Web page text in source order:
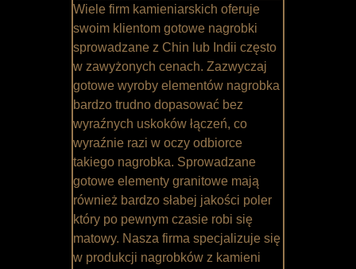
Wiele firm kamieniarskich oferuje
swoim klientom gotowe nagrobki
sprowadzane z Chin lub Indii często
w zawyżonych cenach. Zazwyczaj
gotowe wyroby elementów nagrobka
bardzo trudno dopasować bez
wyraźnych uskoków łączeń, co
wyraźnie razi w oczy odbiorce
takiego nagrobka. Sprowadzane
gotowe elementy granitowe mają
również bardzo słabej jakości poler
który po pewnym czasie robi się
matowy. Nasza firma specjalizuje się
w produkcji nagrobków z kamieni